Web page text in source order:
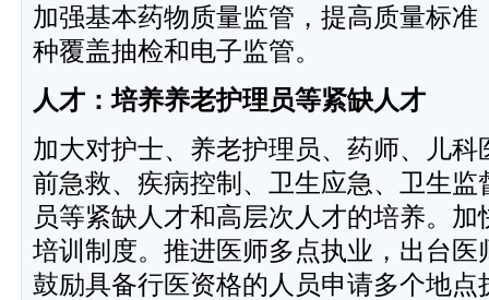
加强基本药物质量监管，提高质量标
种覆盖抽检和电子监管。
人才：培养养老护理员等紧缺人才
加大对护士、养老护理员、药师、儿
前急救、疾病控制、卫生应急、卫生
员等紧缺人才和高层次人才的培养。
培训制度。推进医师多点执业，出台
鼓励具备行医资格的人员申请多个地